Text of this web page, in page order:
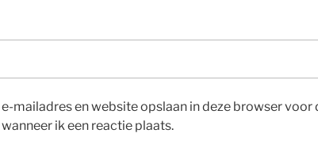
e-mailadres en website opslaan in deze browser voor
ik een reactie plaats.